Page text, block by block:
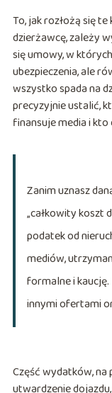
To, jak rozłożą się
dzierżawcę, zależy
się umowy, w
ubezpieczenia, ale
wszystko spada na
precyzyjnie ustalić,
finansuje media i
Zanim uznasz
„całkowity koszt
podatek od
mediów,
formalne i
innymi ofertami
Część wydatków, na
utwardzenie